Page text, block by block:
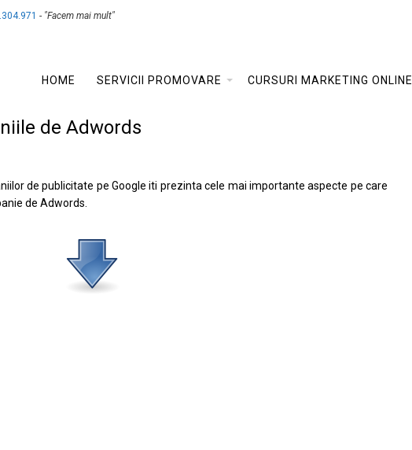
- "Facem mai mult"
HOME SERVICII PROMOVARE CURSURI MARKETING ONLINE
de Adwords
de publicitate pe Google iti prezinta cele mai importante aspecte pe care
de Adwords.